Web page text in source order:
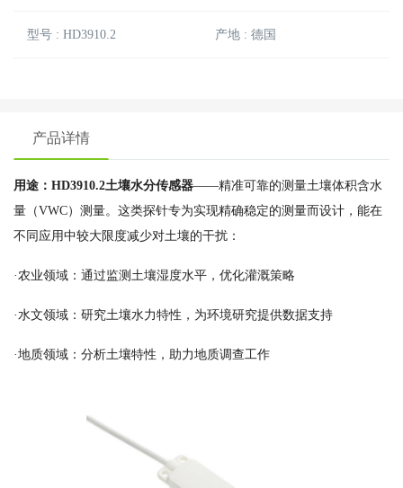
型号 : HD3910.2 产地 : 德国
产品详情
用途：HD3910.2土壤水分传感器——精准可靠的测量土壤体积含水
量（VWC）测量。这类探针专为实现精确稳定的测量而设计，能在
不同应用中较大限度减少对土壤的干扰：
·农业领域：通过监测土壤湿度水平，优化灌溉策略
·水文领域：研究土壤水力特性，为环境研究提供数据支持
·地质领域：分析土壤特性，助力地质调查工作